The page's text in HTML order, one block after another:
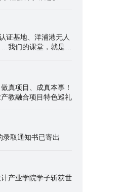
证基地、洋浦港无人
我们的课堂，就是产
真项目、成真本事！
教融合项目特色巡礼
录取通知书已寄出
产业学院学子斩获世